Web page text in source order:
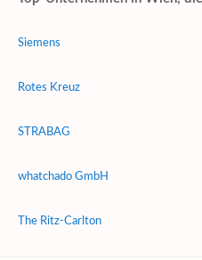
Siemens
Rotes Kreuz
STRABAG
whatchado GmbH
The Ritz-Carlton